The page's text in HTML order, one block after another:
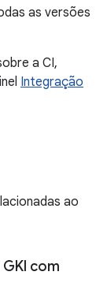
as versões
a CI,
Integração
ao
com